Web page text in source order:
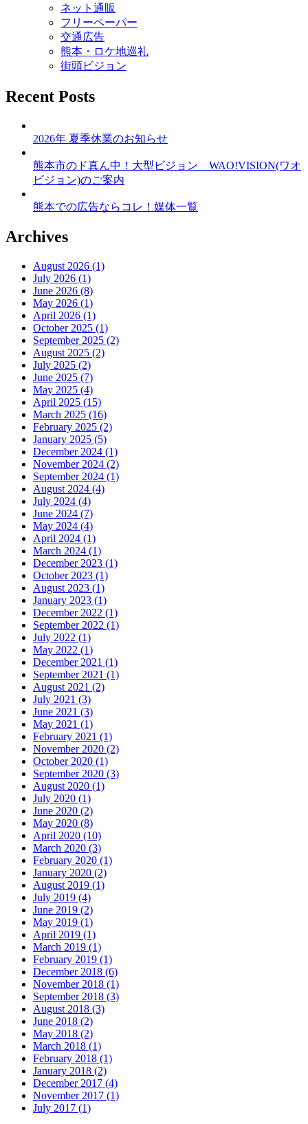
ネット通販
フリーペーパー
交通広告
熊本・ロケ地巡礼
街頭ビジョン
Recent Posts
2026年 夏季休業のお知らせ
熊本市のド真ん中！大型ビジョン WAO!VISION(ワオ
ビジョン)のご案内
熊本での広告ならコレ！媒体一覧
Archives
August 2026 (1)
July 2026 (1)
June 2026 (8)
May 2026 (1)
April 2026 (1)
October 2025 (1)
September 2025 (2)
August 2025 (2)
July 2025 (2)
June 2025 (7)
May 2025 (4)
April 2025 (15)
March 2025 (16)
February 2025 (2)
January 2025 (5)
December 2024 (1)
November 2024 (2)
September 2024 (1)
August 2024 (4)
July 2024 (4)
June 2024 (7)
May 2024 (4)
April 2024 (1)
March 2024 (1)
December 2023 (1)
October 2023 (1)
August 2023 (1)
January 2023 (1)
December 2022 (1)
September 2022 (1)
July 2022 (1)
May 2022 (1)
December 2021 (1)
September 2021 (1)
August 2021 (2)
July 2021 (3)
June 2021 (3)
May 2021 (1)
February 2021 (1)
November 2020 (2)
October 2020 (1)
September 2020 (3)
August 2020 (1)
July 2020 (1)
June 2020 (2)
May 2020 (8)
April 2020 (10)
March 2020 (3)
February 2020 (1)
January 2020 (2)
August 2019 (1)
July 2019 (4)
June 2019 (2)
May 2019 (1)
April 2019 (1)
March 2019 (1)
February 2019 (1)
December 2018 (6)
November 2018 (1)
September 2018 (3)
August 2018 (3)
June 2018 (2)
May 2018 (2)
March 2018 (1)
February 2018 (1)
January 2018 (2)
December 2017 (4)
November 2017 (1)
July 2017 (1)